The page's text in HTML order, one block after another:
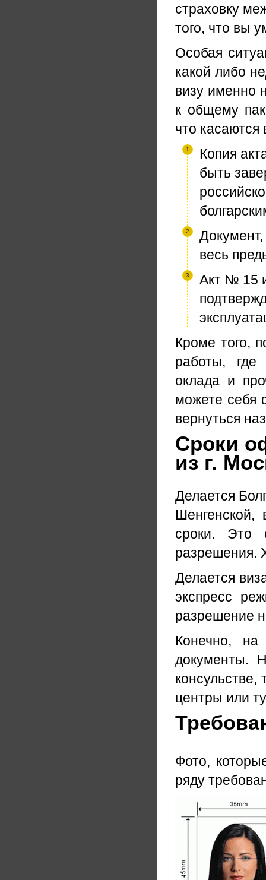
страховку
того, что вы
Особая
какой либо
визу именно
к общему
что
Копия
быть
весь
Акт № 15
Кроме того,
работы, где
оклада и
можете себя
вернуться
Сроки
из г.
Делается
сроки. Это
разрешения.
Делается
экспресс
разрешение
Конечно,
документы.
центры или
Фото,
ряду